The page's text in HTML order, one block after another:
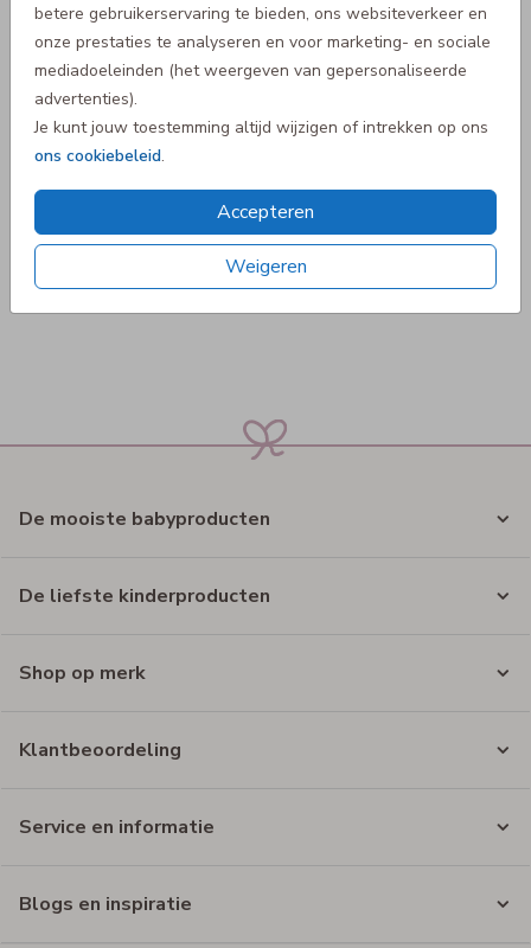
betere gebruikerservaring te bieden, ons websiteverkeer en
onze prestaties te analyseren en voor marketing- en sociale
mediadoeleinden (het weergeven van gepersonaliseerde
advertenties).
Je kunt jouw toestemming altijd wijzigen of intrekken op ons
ons cookiebeleid.
Accepteren
Weigeren
Nieuwjaarsdag | donderdag 1 januari
4.5
van de 5 sterren
De mooiste babyproducten
De liefste kinderproducten
Shop op merk
Klantbeoordeling
Service en informatie
Blogs en inspiratie